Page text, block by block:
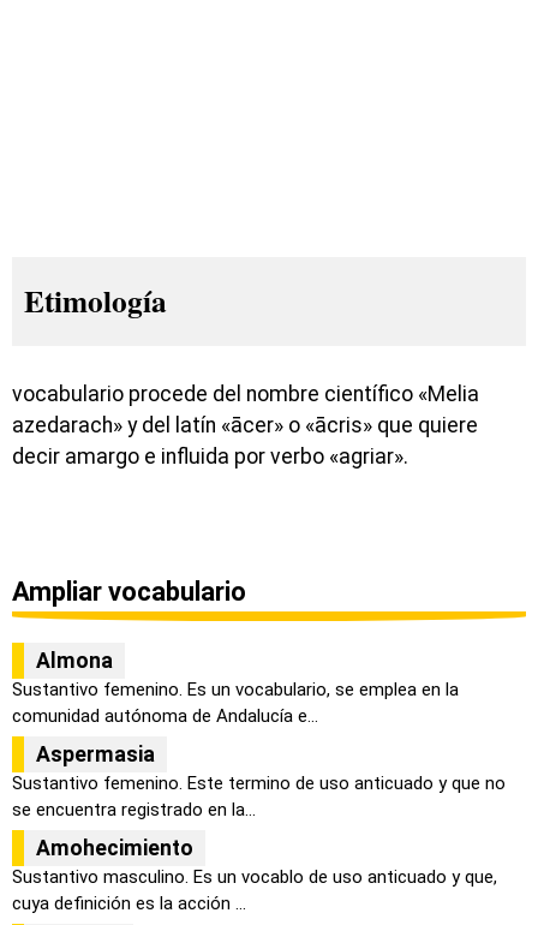
Etimología
vocabulario procede del nombre científico «Melia
azedarach» y del latín «ācer» o «ācris» que quiere
decir amargo e influida por verbo «agriar».
Ampliar vocabulario
Almona
Sustantivo femenino. Es un vocabulario, se emplea en la
comunidad autónoma de Andalucía e...
Aspermasia
Sustantivo femenino. Este termino de uso anticuado y que no
se encuentra registrado en la...
Amohecimiento
Sustantivo masculino. Es un vocablo de uso anticuado y que,
cuya definición es la acción ...